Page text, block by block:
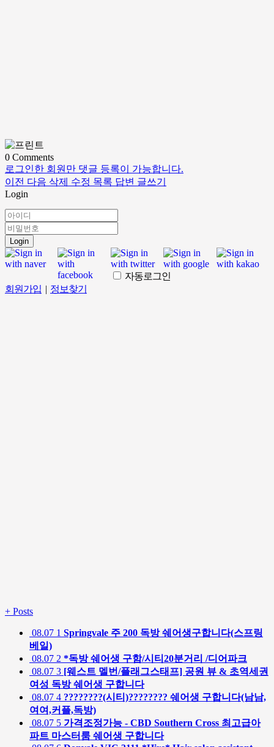
0 Comments
로그인한 회원만 댓글 등록이 가능합니다.
이전 다음 삭제 수정 목록 답변 글쓰기
Login
Login
자동로그인
회원가입 | 정보찾기
+ Posts
08.07 1 Springvale 주 200 독방 쉐어생구합니다(스프링
베일)
08.07 2 *독방 쉐어생 구함/시티20분거리 /디어파크
08.07 3 [웨스트 멜번/플래그스태프] 공원 뷰 & 초역세권
여성 독방 쉐어생 구합니다
08.07 4 ????????(시티)???????? 쉐어생 구합니다(남남,
여여,커플,독방)
08.07 5 가격조정가능 - CBD Southern Cross 최고급아
파트 마스터룸 쉐어생 구합니다